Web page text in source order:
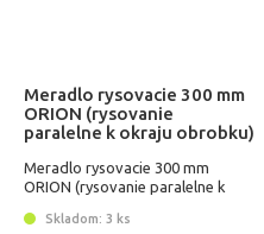
Meradlo rysovacie 300 mm
ORION (rysovanie
paralelne k okraju obrobku)
Meradlo rysovacie 300 mm
ORION (rysovanie paralelne k
Skladom: 3 ks